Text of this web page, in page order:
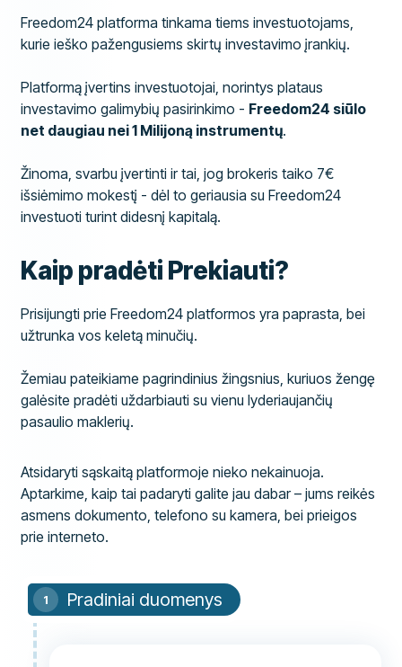
Freedom24 platforma tinkama tiems investuotojams,
kurie ieško pažengusiems skirtų investavimo įrankių.
Platformą įvertins investuotojai, norintys plataus
investavimo galimybių pasirinkimo - Freedom24 siūlo
net daugiau nei 1 Milijoną instrumentų.
Žinoma, svarbu įvertinti ir tai, jog brokeris taiko 7€
išsiėmimo mokestį - dėl to geriausia su Freedom24
investuoti turint didesnį kapitalą.
Kaip pradėti Prekiauti?
Prisijungti prie Freedom24 platformos yra paprasta, bei
užtrunka vos keletą minučių.
Žemiau pateikiame pagrindinius žingsnius, kuriuos žengę
galėsite pradėti uždarbiauti su vienu lyderiaujančių
pasaulio maklerių.
Atsidaryti sąskaitą platformoje nieko nekainuoja.
Aptarkime, kaip tai padaryti galite jau dabar – jums reikės
asmens dokumento, telefono su kamera, bei prieigos
prie interneto.
Pradiniai duomenys